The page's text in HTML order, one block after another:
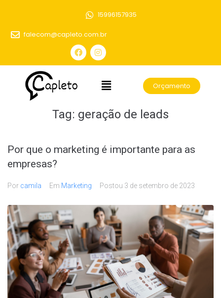
15996157935
falecom@capleto.com.br
Orçamento
Tag: geração de leads
Por que o marketing é importante para as
empresas?
Por camila Em Marketing Postou 3 de setembro de 2023